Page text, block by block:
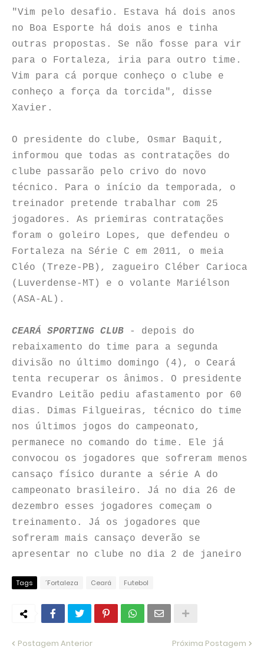
"Vim pelo desafio. Estava há dois anos
no Boa Esporte há dois anos e tinha
outras propostas. Se não fosse para vir
para o Fortaleza, iria para outro time.
Vim para cá porque conheço o clube e
conheço a força da torcida", disse
Xavier.
O presidente do clube, Osmar Baquit,
informou que todas as contratações do
clube passarão pelo crivo do novo
técnico. Para o início da temporada, o
treinador pretende trabalhar com 25
jogadores. As priemiras contratações
foram o goleiro Lopes, que defendeu o
Fortaleza na Série C em 2011, o meia
Cléo (Treze-PB), zagueiro Cléber Carioca
(Luverdense-MT) e o volante Mariélson
(ASA-AL).
CEARÁ SPORTING CLUB - depois do
rebaixamento do time para a segunda
divisão no último domingo (4), o Ceará
tenta recuperar os ânimos. O presidente
Evandro Leitão pediu afastamento por 60
dias. Dimas Filgueiras, técnico do time
nos últimos jogos do campeonato,
permanece no comando do time. Ele já
convocou os jogadores que sofreram menos
cansaço físico durante a série A do
campeonato brasileiro. Já no dia 26 de
dezembro esses jogadores começam o
treinamento. Já os jogadores que
sofreram mais cansaço deverão se
apresentar no clube no dia 2 de janeiro
Tags ´Fortaleza Ceará Futebol
Postagem Anterior Próxima Postagem